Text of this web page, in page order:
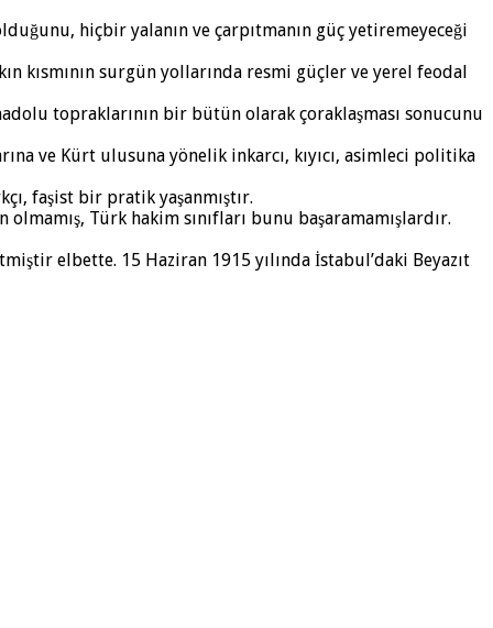
hiçbir yalanın ve çarpıtmanın güç yetiremeyeceği
kısmının surgün yollarında resmi güçler ve yerel feodal
topraklarının bir bütün olarak çoraklaşması sonucunu
ve Kürt ulusuna yönelik inkarcı, kıyıcı, asimleci politika
faşist bir pratik yaşanmıştır.
Türk hakim sınıfları bunu başaramamışlardır.
elbette. 15 Haziran 1915 yılında İstabul’daki Beyazıt